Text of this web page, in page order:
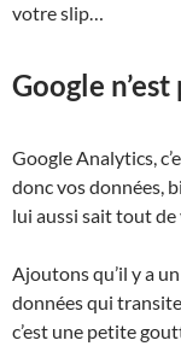
votre slip…
Google
Google Analytics,
donc vos données,
lui aussi sait tout de
Ajoutons qu’il y a
données qui
c’est une petite